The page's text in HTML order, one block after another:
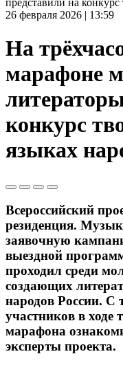
26 февраля 2026 | 13:59
На
марафоне
конкурс
языках
Всероссийский
резиденция.
заявочную
выездной
проходил среди
создающих
народов России. С
участников в ходе
марафона
эксперты проекта.